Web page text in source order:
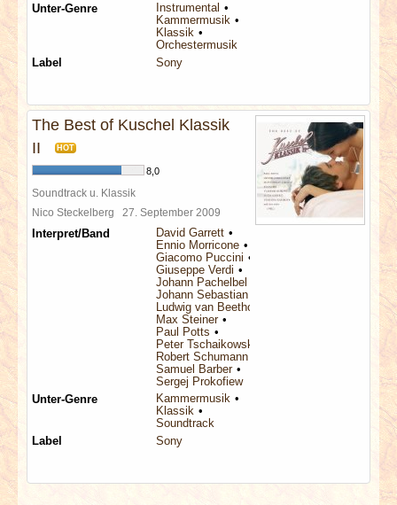
Unter-Genre
Instrumental
Kammermusik
Klassik
Orchestermusik
Label
Sony
The Best of Kuschel Klassik
II
HOT
8,0
Soundtrack u. Klassik
Nico Steckelberg 27. September 2009
Interpret/Band
David Garrett
Ennio Morricone
Giacomo Puccini
Giuseppe Verdi
Johann Pachelbel
Johann Sebastian Bach
Ludwig van Beethoven
Max Steiner
Paul Potts
Peter Tschaikowsky
Robert Schumann
Samuel Barber
Sergej Prokofiew
Unter-Genre
Kammermusik
Klassik
Soundtrack
Label
Sony